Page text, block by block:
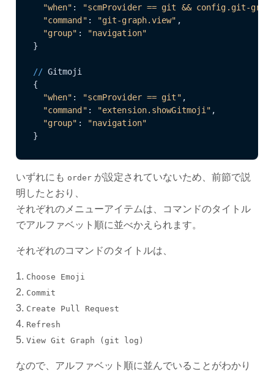
"when" :
"scmProvider == git && config.git-
"command" : "git-graph.view" ,
"group" :
"navigation"
}
// Gitmoji
{
"when" : "scmProvider == git" ,
"command" : "extension.showGitmoji" ,
"group" :
"navigation"
}
いずれにも orderが設定されていないため、前節で説
明したとおり、
それぞれのメニューアイテムは、コマンドのタイトル
でアルファベット順に並べかえられます。
それぞれのコマンドのタイトルは、
1. Choose Emoji
2. Commit
3. Create Pull Request
4. Refresh
5. View Git Graph (git log)
なので、アルファベット順に並んでいることがわかり